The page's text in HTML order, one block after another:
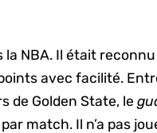
la NBA. Il était
avec facilité.
de Golden State, le
match. Il n’a pas